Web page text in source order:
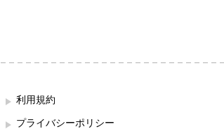
利用規約
プライバシーポリシー